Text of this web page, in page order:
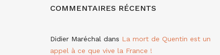
COMMENTAIRES RÉCENTS
Didier Maréchal dans La mort de Quentin est un
appel à ce que vive la France !